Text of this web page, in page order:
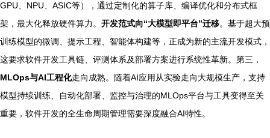
GPU、NPU、ASIC等），通过定制化的算子库、编译优化和分布式框
架，最大化释放硬件算力。 开发范式向“大模型即平台”迁移。基于超大预
训练模型的微调、提示工程、智能体构建等，正成为新的主流开发模式，
这要求软件开发工具链、评测体系及部署方案进行系统性革新。第三，
MLOps与AI工程化走向成熟。随着AI应用从实验走向大规模生产，支持
模型持续训练、自动化部署、监控与治理的MLOps平台与工具变得至关
重要，软件开发的全生命周期管理需要深度融合AI特性。